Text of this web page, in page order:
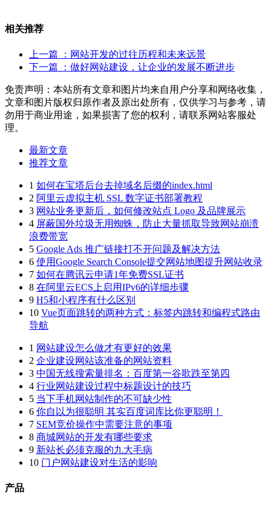
相关推荐
上一篇
：网站开发的过往历程和未来远景
下一篇
：做好网站建设，让企业的发展不断进步
免责声明：本站所有文章和图片均来自用户分享和网络收集，
文章和图片版权归原作者及原出处所有，仅供学习与参考，请
勿用于商业用途，如果损害了您的权利，请联系网站客服处
理。
最新文章
推荐文章
1 如何在宝塔后台去掉域名后缀的index.html
2 阿里云虚拟主机 SSL 数字证书部署教程
3 网站业务更新后，如何修改站点 Logo 及品牌展示
4 屏蔽国外垃圾无用蜘蛛，防止大量抓取导致网站崩溃
浪费带宽
5 Google Ads 推广链接打不开问题及解决方法
6 使用Google Search Console提交网站地图提升网站收录
7 如何在腾讯云申请1年免费SSL证书
8 在阿里云ECS上启用IPv6的详细步骤
9 H5和小程序有什么区别
10 Vue页面跳转的两种方式：标签内跳转和编程式路由
导航
1 网站建设怎么做才有更好的效果
2 企业建设网站该准备的网站资料
3 中国无线搜索量排名：百度第一谷歌跌至第四
4 行业网站建设过程中标题设计的技巧
5 当下手机网站制作的不可缺少性
6 你自以为很聪明 其实百度词库比你更聪明！
7 SEM竞价操作中需要注意的事项
8 商城网站的开发有哪些要求
9 新站长必须克服的九大毛病
10 门户网站建设对生活的影响
产品